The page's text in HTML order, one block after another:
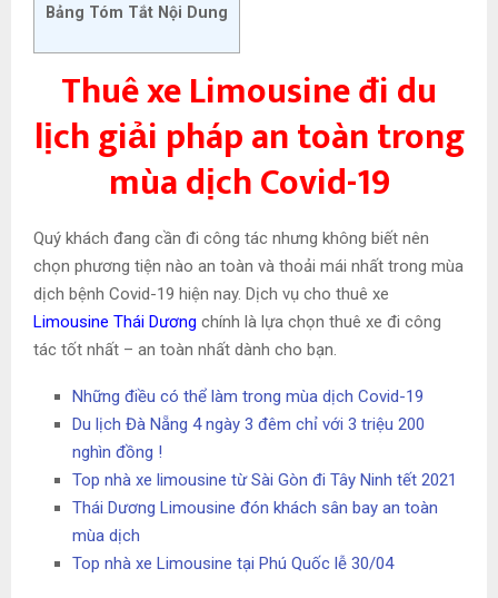
Bảng Tóm Tắt Nội Dung
Thuê xe Limousine đi du
lịch giải pháp an toàn trong
mùa dịch Covid-19
Quý khách đang cần đi công tác nhưng không biết nên
chọn phương tiện nào an toàn và thoải mái nhất trong mùa
dịch bệnh Covid-19 hiện nay. Dịch vụ cho thuê xe
Limousine Thái Dương chính là lựa chọn thuê xe đi công
tác tốt nhất – an toàn nhất dành cho bạn.
Những điều có thể làm trong mùa dịch Covid-19
Du lịch Đà Nẵng 4 ngày 3 đêm chỉ với 3 triệu 200
nghìn đồng !
Top nhà xe limousine từ Sài Gòn đi Tây Ninh tết 2021
Thái Dương Limousine đón khách sân bay an toàn
mùa dịch
Top nhà xe Limousine tại Phú Quốc lễ 30/04